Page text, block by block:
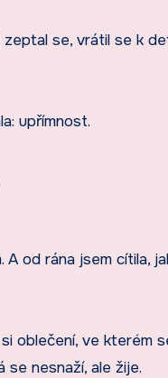
zeptal se, vrátil se k
upřímnost.
od rána jsem cítila,
oblečení, ve kterém
nesnaží, ale žije.